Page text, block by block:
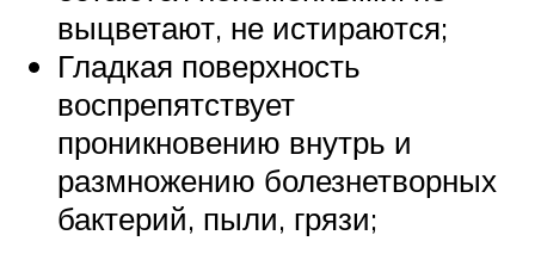
выцветают, не истираются;
Гладкая поверхность
воспрепятствует
проникновению внутрь и
размножению болезнетворных
бактерий, пыли, грязи;